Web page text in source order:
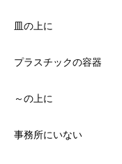
皿の上に
プラスチックの容器
～の上に
事務所にいない